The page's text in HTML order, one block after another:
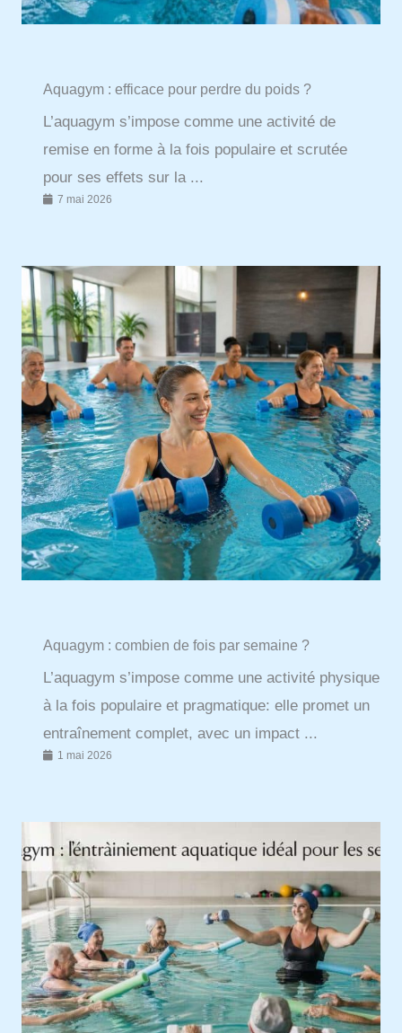
Aquagym : efficace pour perdre du poids ?
L’aquagym s’impose comme une activité de
remise en forme à la fois populaire et scrutée
pour ses effets sur la ...
7 mai 2026
Aquagym : combien de fois par semaine ?
L’aquagym s’impose comme une activité physique
à la fois populaire et pragmatique: elle promet un
entraînement complet, avec un impact ...
1 mai 2026